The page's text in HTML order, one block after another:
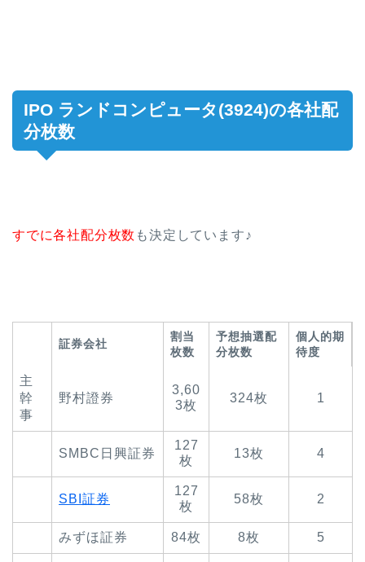
IPO ランドコンピュータ(3924)の各社配
分枚数
すでに各社配分枚数 も決定しています♪
証券会社
割当
枚数
予想抽選配
分枚数
個人的期
待度
主
幹
事
野村證券
3,60
3枚
324枚 1
SMBC日興証券
127
枚
13枚 4
SBI証券
127
枚
58枚 2
みずほ証券 84枚 8枚 5